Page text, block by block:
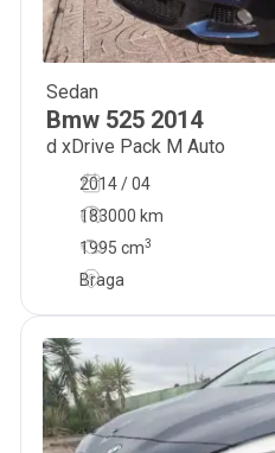
Sedan
Bmw 525 2014
d xDrive Pack M Auto
2014 / 04
183000 km
1995 cm3
Braga